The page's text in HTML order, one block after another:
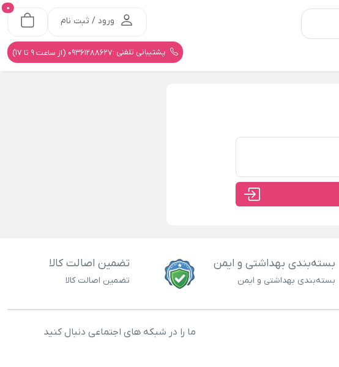
ورود / ثبت نام
0
پشتیبانی تلفنی :09361288627 (از ساعت 9 تا 17)
بسته‌بندی بهداشتی و ایمن
بسته‌بندی بهداشتی و ایمن
تضمین اصالت کالا
تضمین اصالت کالا
ما را در شبکه های اجتماعی دنبال کنید